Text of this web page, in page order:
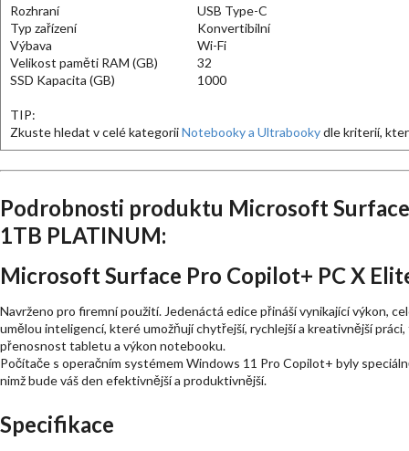
Rozhraní
USB Type-C
Typ zařízení
Konvertibilní
Výbava
Wi-Fi
Velikost paměti RAM (GB)
32
SSD Kapacita (GB)
1000
TIP:
Zkuste hledat v celé kategoriiNotebooky a Ultrabookydle kriterií,
Podrobnosti produktu Microsoft
1TB PLATINUM:
Microsoft Surface Pro Copilot+ PC X
Navrženo pro firemní použití. Jedenáctá edice přináší vynikající výkon,
umělou inteligencí, které umožňují chytřejší, rychlejší a kreativnější
přenosnost tabletu a výkon notebooku.
Počítače s operačním systémem Windows 11 Pro Copilot+ byly
nimž bude váš den efektivnější a produktivnější.
Specifikace